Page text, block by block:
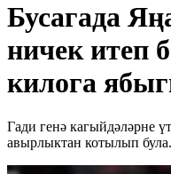
Бусагада
ничек итеп
килога
Гади генә кагыйдәләрне
авырлыктан котылып була.